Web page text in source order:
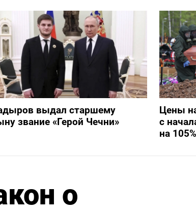
выдал старшему
звание «Герой Чечни»
Цены
с
на 105%
о